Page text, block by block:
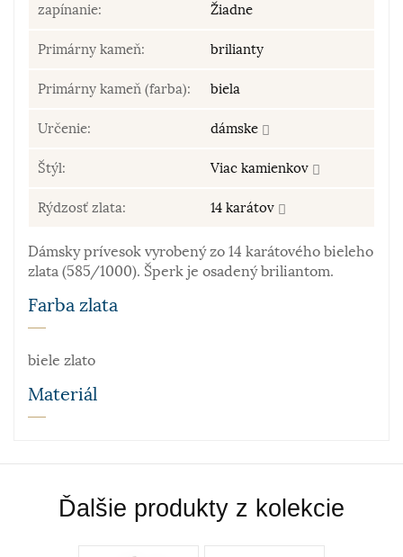
zapínanie: Žiadne
Primárny kameň: brilianty
Primárny kameň (farba): biela
Určenie: dámske
Štýl: Viac kamienkov
Rýdzosť zlata: 14 karátov
Dámsky prívesok vyrobený zo 14 karátového bieleho
zlata (585/1000). Šperk je osadený briliantom.
Farba zlata
biele zlato
Materiál
stály a veľmi kujný kov známy už od staroveku, ktorý
zlato je príliš mäkké a šperky z neho zhotovené by
a niklu navyše sfarbujú vzniknutú zliatinu – vzniká
Ďalšie produkty z kolekcie